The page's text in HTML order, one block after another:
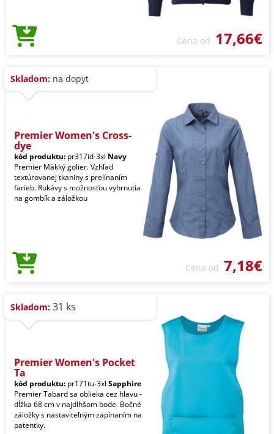
Cena od 17,66€
Skladom: na dopyt
Premier Women's Cross-
dye
kód produktu: pr317id-3xl Navy
Premier Mäkký golier. Vzhľad
textúrovanej tkaniny s prelínaním
farieb. Rukávy s možnosťou vyhrnutia
na gombík a záložkou
Cena od 7,18€
Skladom: 31 ks
Premier Women's Pocket
Ta
kód produktu: pr171tu-3xl Sapphire
Premier Tabard sa oblieka cez hlavu -
dĺžka 68 cm v najdlhšom bode. Bočné
záložky s nastaviteľným zapínaním na
patentky.